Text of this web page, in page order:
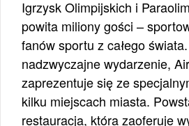
Igrzysk Olimpijskich i
powita miliony gości –
fanów sportu z całego
nadzwyczajne wydarzenie,
zaprezentuje się ze
kilku miejscach miasta.
restauracja, która zaoferuje